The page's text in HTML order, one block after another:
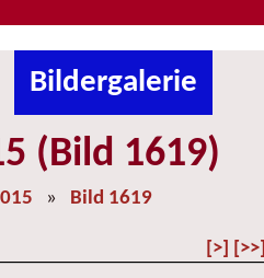
Bildergalerie
(Bild 1619)
» Bild 1619
[>] [>>]